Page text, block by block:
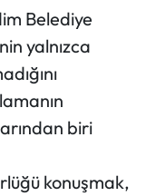
Belediye
yalnızca
biri
konuşmak,